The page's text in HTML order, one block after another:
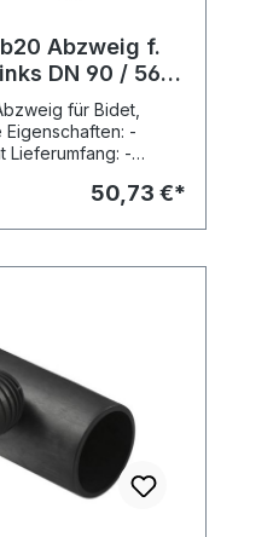
Abzweig f.
DN 90 / 56,
50/32für Bidet,
-
Lieferumfang: -
Typ : Silent-db20
50,73 €*